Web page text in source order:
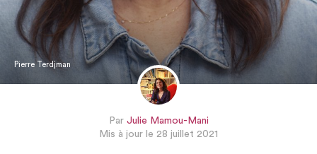
Pierre Terdjman
Par Julie Mamou-Mani
Mis à jour le 28 juillet 2021